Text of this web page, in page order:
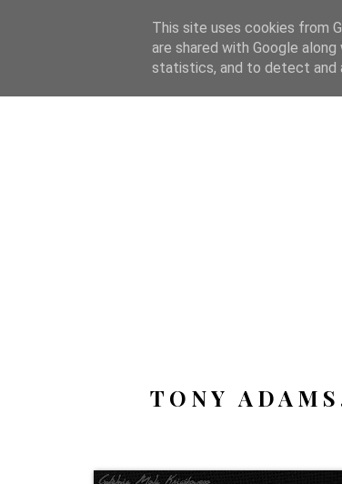
STRONA GŁÓWNA WSPÓŁPRACA
TONY
This site uses cookies from
are shared with Google
statistics, and to detect and